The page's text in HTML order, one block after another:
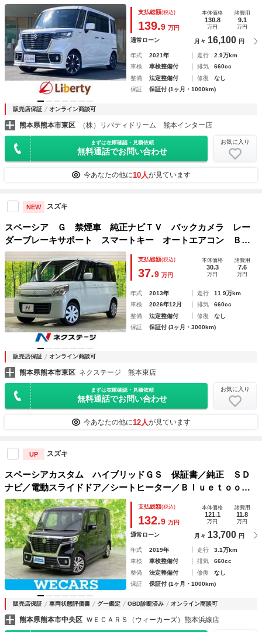
ル レーンアシスト 衝突被害軽減システム オートライト
スマートキー アイドリングストップ 電動格納ミラー ベン
チシート ＣＶＴ
支払総額(税込)
139.9 万円
本体価格
130.8
万円
諸費用
9.1
万円
通常ローン 月々 16,100 円
年式 2021年 走行
2.9万km
車検
車検整備付 排気
660cc
整備
法定整備付 修復
なし
保証
保証付 (1ヶ月・1000km)
販売店保証 オンライン商談可
熊本県熊本市東区 （株）リバティドリーム 熊本インター店
まずは在庫確認・見積依頼
無料通話でお問い合わせ
お気に入り
今あなたの他に10人が見ています
NEW スズキ
スペーシア Ｇ 禁煙車 純正ナビＴＶ バックカメラ レー
ダーブレーキサポート スマートキー オートエアコン Ｂｌ
ｕｅｔｏｏｔｈ 両側スライドドア ステアリングリモコン
支払総額(税込)
37.9 万円
本体価格
30.3
万円
諸費用
7.6
万円
年式 2013年 走行
11.9万km
車検
2026年12月 排気
660cc
整備
法定整備付 修復
なし
保証
保証付 (3ヶ月・3000km)
販売店保証 オンライン商談可
熊本県熊本市東区 ネクステージ 熊本東店
まずは在庫確認・見積依頼
無料通話でお問い合わせ
お気に入り
今あなたの他に12人が見ています
UP スズキ
スペーシアカスタム ハイブリッドＧＳ 保証書／純正 ＳＤ
ナビ／電動スライドドア／シートヒーター／Ｂｌｕｅｔｏｏｔ
ｈ接続／ＥＴＣ／ＥＢＤ付ＡＢＳ／横滑り防止装置／アイドリ
ングストップ／フルセグＴＶ／ＤＶＤ／エアバッグ 運転席
支払総額(税込)
132.9 万円
本体価格
121.1
万円
諸費用
11.8
万円
通常ローン 月々 13,700 円
年式 2019年 走行
3.1万km
車検
車検整備付 排気
660cc
整備
法定整備付 修復
なし
保証
保証付 (1ヶ月・1000km)
販売店保証 車両状態評価書 グー鑑定 OBD診断済み オンライン商談可
熊本県熊本市中央区 ＷＥＣＡＲＳ（ウィーカーズ）熊本浜線店